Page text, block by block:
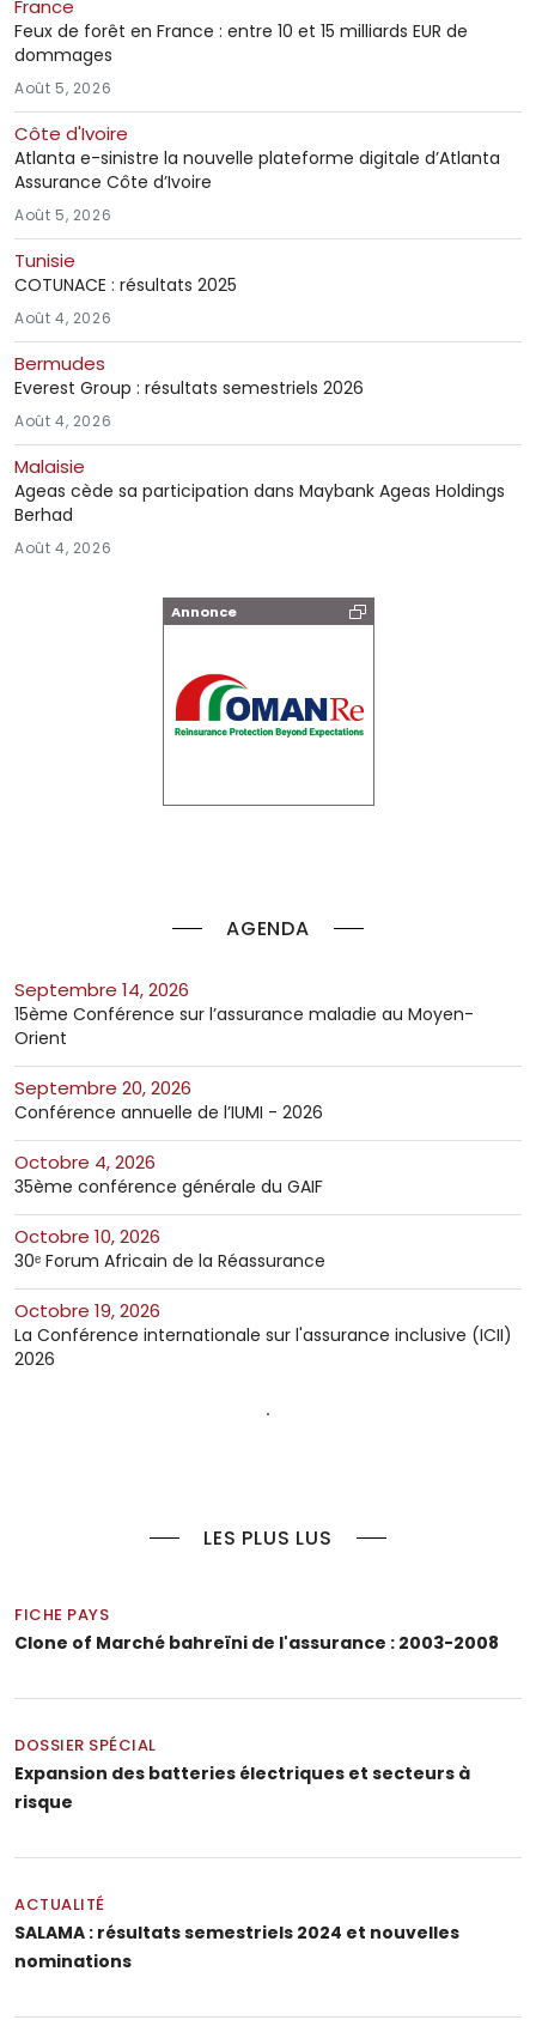
Annonce
AGENDA
septembre 14, 2026
15ème Conférence sur l’assurance maladie au Moyen-
Orient
septembre 20, 2026
Conférence annuelle de l’IUMI - 2026
octobre 4, 2026
35ème conférence générale du GAIF
octobre 10, 2026
30ᵉ Forum Africain de la Réassurance
octobre 19, 2026
La Conférence internationale sur l'assurance inclusive (ICII)
2026
LES PLUS LUS
FICHE PAYS
Clone of Marché bahreïni de l'assurance : 2003-2008
DOSSIER SPÉCIAL
Expansion des batteries électriques et secteurs à
risque
ACTUALITÉ
SALAMA : résultats semestriels 2024 et nouvelles
nominations
France
Feux de forêt en France : entre 10 et 15 milliards EUR de
dommages
Août 5, 2026
Côte d'Ivoire
Atlanta e-sinistre la nouvelle plateforme digitale d’Atlanta
Assurance Côte d’Ivoire
Août 5, 2026
Tunisie
COTUNACE : résultats 2025
Août 4, 2026
Bermudes
Everest Group : résultats semestriels 2026
Août 4, 2026
Malaisie
Ageas cède sa participation dans Maybank Ageas Holdings
Berhad
Août 4, 2026